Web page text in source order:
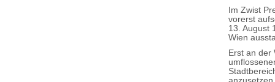
Im Zwist
vorerst
13. August
Wien
Erst an der